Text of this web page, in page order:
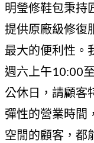
明瑩修鞋包秉持
提供原廠級修復
最大的便利性。
週六上午10:00
公休日，請顧客
彈性的營業時間
空閒的顧客，都